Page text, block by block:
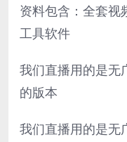
资料包含：全套视
工具软件
我们直播用的是无
的版本
我们直播用的是无